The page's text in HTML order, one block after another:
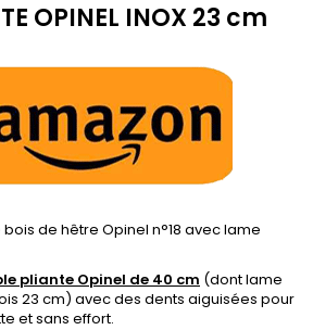
OPINEL INOX 23 cm
de hêtre Opinel n°18 avec lame
pliante Opinel de 40 cm (dont lame
23 cm) avec des dents aiguisées pour
et sans effort.